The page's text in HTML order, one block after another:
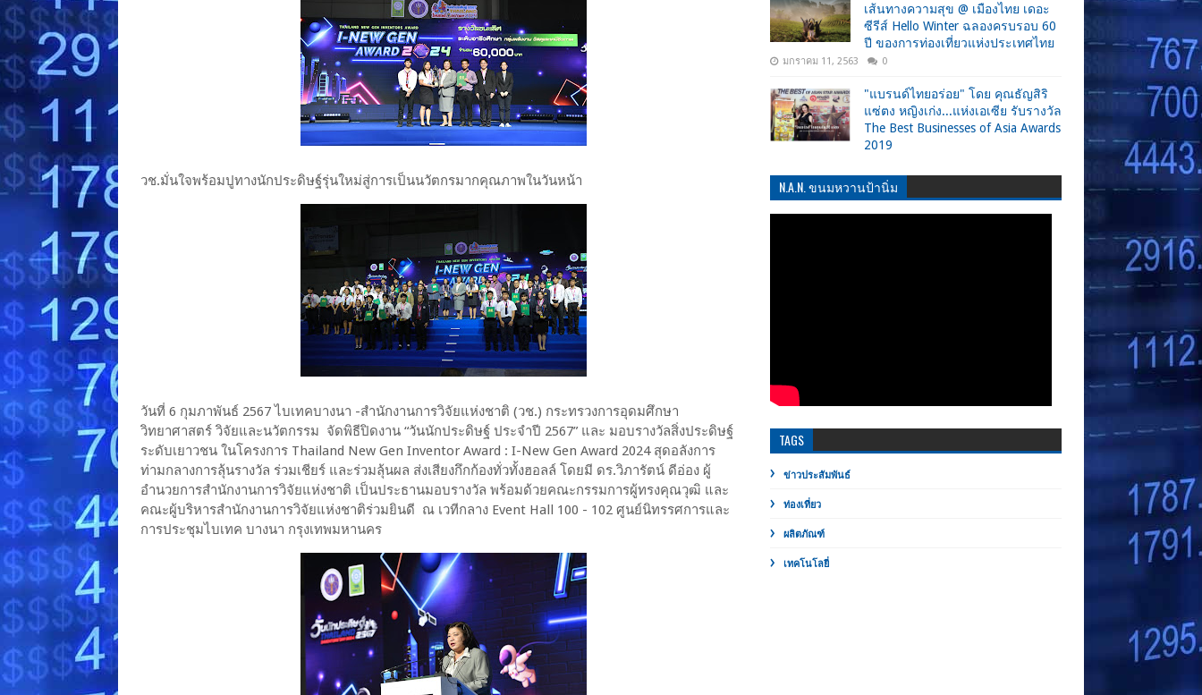
วช.มั่นใจพร้อมปูทางนักประดิษฐ์รุ่นใหม่สู่การเป็นนวัตกรมากคุณภาพในวันหน้า
วันที่ 6 กุมภาพันธ์ 2567 ไบเทคบางนา -สำนักงานการวิจัยแห่งชาติ (วช.) กระทรวงการอุดมศึกษา
วิทยาศาสตร์ วิจัยและนวัตกรรม จัดพิธีปิดงาน “วันนักประดิษฐ์ ประจำปี 2567” และ มอบรางวัลสิ่งประดิษฐ์
ระดับเยาวชน ในโครงการ Thailand New Gen Inventor Award : I-New Gen Award 2024 สุดอลังการ
ท่ามกลางการลุ้นรางวัล ร่วมเชียร์ และร่วมลุ้นผล ส่งเสียงกึกก้องทั่วทั้งฮอลล์ โดยมี ดร.วิภารัตน์ ดีอ่อง ผู้
อำนวยการสำนักงานการวิจัยแห่งชาติ เป็นประธานมอบรางวัล พร้อมด้วยคณะกรรมการผู้ทรงคุณวุฒิ และ
คณะผู้บริหารสำนักงานการวิจัยแห่งชาติร่วมยินดี ณ เวทีกลาง Event Hall 100 - 102 ศูนย์นิทรรศการและ
การประชุมไบเทค บางนา กรุงเทพมหานคร
เส้นทางความสุข @ เมืองไทย เดอะ
ซีรีส์ Hello Winter ฉลองครบรอบ 60
ปี ของการท่องเที่ยวแห่งประเทศไทย
มกราคม 11, 2563 0
"แบรนด์ไทยอร่อย" โดย คุณธัญสิริ
แซ่ตง หญิงเก่ง...แห่งเอเซีย รับรางวัล
The Best Businesses of Asia Awards
2019
N.A.N. ขนมหวานป้านิ่ม
TAGS
ข่าวประสัมพันธ์
ท่องเที่ยว
ผลิตภัณฑ์
เทคโนโลยี่